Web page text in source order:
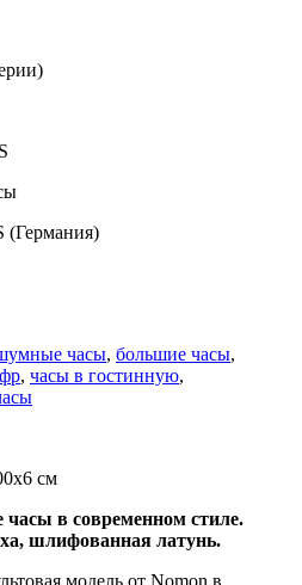
(Германия)
часы, большие часы,
, часы в гостинную,
см
в современном стиле.
шлифованная латунь.
модель от Nomon в